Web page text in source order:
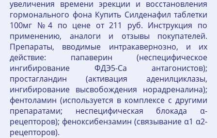
увеличения времени эрекции и восстановления
гормонального фона Купить Силденафил таблетки
100мг №4 по цене от 211 руб. Инструкция по
применению, аналоги и отзывы покупателей.
Препараты, вводимые интракавернозно, и их
действие: папаверин (неспецифическое
ингибирование ФДЭ5-Ca антагонистов);
простагландин (активация аденилциклазы,
ингибирование высвобождения норадреналина);
фентоламин (используется в комплексе с другими
препаратами; неспецифическая блокада α-
рецепторов); феноксибензамин (связывание α1 α2-
рецепторов).